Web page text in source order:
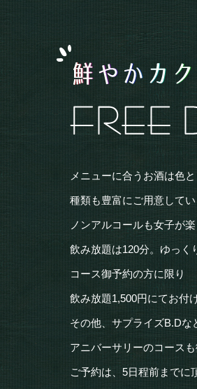
メニューに合うお酒は色と
種類も豊富にご用意してい
ノンアルコールも女子が
飲み放題は120分。ゆっく
コース御予約の方に限り
飲み放題1,500円にてお付
その他、サプライズB.Dな
アニバーサリーのコースも
ご予約は、5日程前までに